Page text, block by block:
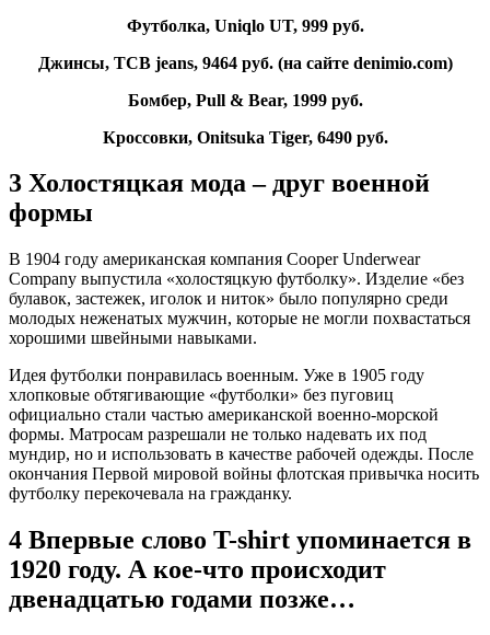
Футболка, Uniqlo UT, 999 руб.
Джинсы, TCB jeans, 9464 руб. (на сайте denimio.com)
Бомбер, Pull & Bear, 1999 руб.
Кроссовки, Onitsuka Tiger, 6490 руб.
3 Холостяцкая мода – друг военной
формы
В 1904 году американская компания Cooper Underwear
Company выпустила «холостяцкую футболку». Изделие «без
булавок, застежек, иголок и ниток» было популярно среди
молодых неженатых мужчин, которые не могли похвастаться
хорошими швейными навыками.
Идея футболки понравилась военным. Уже в 1905 году
хлопковые обтягивающие «футболки» без пуговиц
официально стали частью американской военно-морской
формы. Матросам разрешали не только надевать их под
мундир, но и использовать в качестве рабочей одежды. После
окончания Первой мировой войны флотская привычка носить
футболку перекочевала на гражданку.
4 Впервые слово T-shirt упоминается в
1920 году. А кое-что происходит
двенадцатью годами позже…